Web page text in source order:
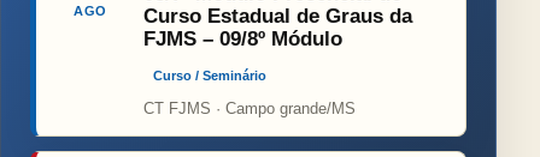
AGO
Curso Estadual de Graus da
FJMS – 09/8º Módulo
Curso / Seminário
CT FJMS · Campo grande/MS